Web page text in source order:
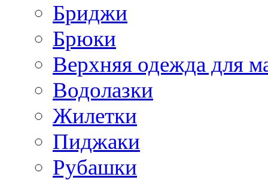
Бриджи
Брюки
Верхняя одежда для
Водолазки
Жилетки
Пиджаки
Рубашки